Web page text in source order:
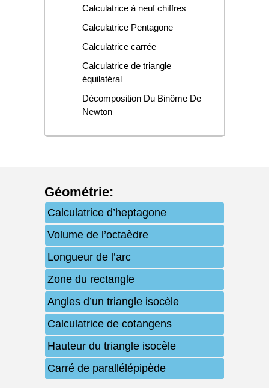
Calculatrice à neuf chiffres
Calculatrice Pentagone
Calculatrice carrée
Calculatrice de triangle
équilatéral
Décomposition Du Binôme De
Newton
Géométrie:
Calculatrice d’heptagone
Volume de l’octaèdre
Longueur de l’arc
Zone du rectangle
Angles d’un triangle isocèle
Calculatrice de cotangens
Hauteur du triangle isocèle
Carré de parallélépipède